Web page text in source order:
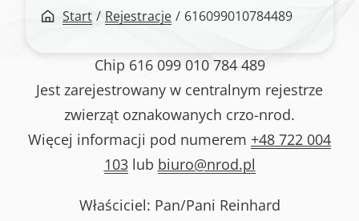
Start / Rejestracje / 616099010784489
Chip 616 099 010 784 489
Jest zarejestrowany w centralnym rejestrze
zwierząt oznakowanych crzo-nrod.
Więcej informacji pod numerem +48 722 004
103lub biuro@nrod.pl
Właściciel: Pan/Pani Reinhard